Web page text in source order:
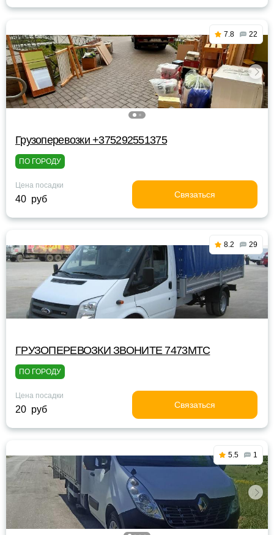
7.8 22
Грузоперевозки +375292551375
ПО ГОРОДУ
Цена посадки
40 руб Связаться
8.2 29
ГРУЗОПЕРЕВОЗКИ ЗВОНИТЕ 7473МТС
ПО ГОРОДУ
Цена посадки
20 руб Связаться
5.5 1